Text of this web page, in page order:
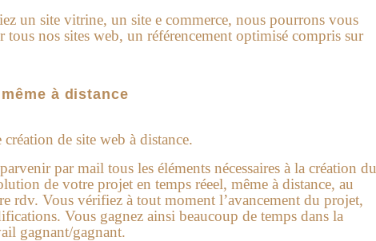
un site vitrine, un site e commerce, nous pourrons vous
nos sites web, un référencement optimisé compris sur
à distance
de site web à distance.
par mail tous les éléments nécessaires à la création du
de votre projet en temps réeel, même à distance, au
rdv. Vous vérifiez à tout moment l’avancement du projet,
Vous gagnez ainsi beaucoup de temps dans la
gagnant/gagnant.